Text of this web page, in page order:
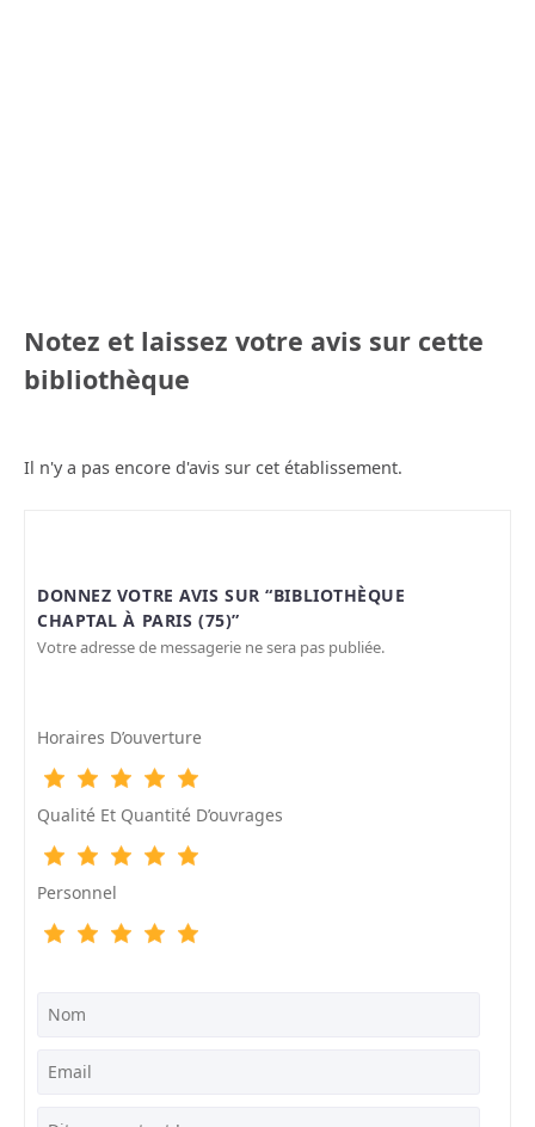
Notez et laissez votre avis sur cette
bibliothèque
Il n'y a pas encore d'avis sur cet établissement.
DONNEZ VOTRE AVIS SUR “BIBLIOTHÈQUE
CHAPTAL À PARIS (75)”
Votre adresse de messagerie ne sera pas publiée.
Horaires D’ouverture
Qualité Et Quantité D’ouvrages
Personnel